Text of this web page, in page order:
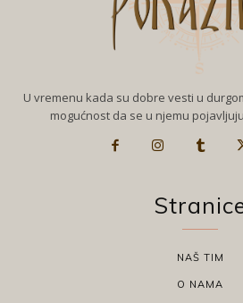
U vremenu kada su dobre vesti u
mogućnost da se u njemu
NAŠ TIM
O NAMA